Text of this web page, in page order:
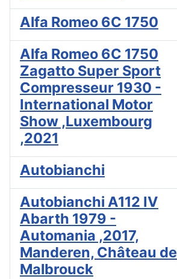
Alfa Romeo 6C 1750
Alfa Romeo 6C 1750
Zagatto Super Sport
Compresseur 1930 -
International Motor
Show ,Luxembourg
,2021
Autobianchi
Autobianchi A112 IV
Abarth 1979 -
Automania ,2017,
Manderen, Château de
Malbrouck